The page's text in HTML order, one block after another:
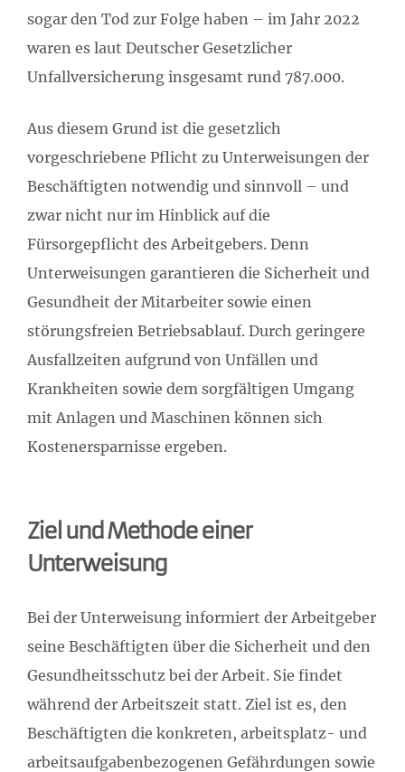
sogar den Tod zur Folge haben – im Jahr 2022
waren es laut Deutscher Gesetzlicher
Unfallversicherung insgesamt rund 787.000.
Aus diesem Grund ist die gesetzlich
vorgeschriebene Pflicht zu Unterweisungen der
Beschäftigten notwendig und sinnvoll – und
zwar nicht nur im Hinblick auf die
Fürsorgepflicht des Arbeitgebers. Denn
Unterweisungen garantieren die Sicherheit und
Gesundheit der Mitarbeiter sowie einen
störungsfreien Betriebsablauf. Durch geringere
Ausfallzeiten aufgrund von Unfällen und
Krankheiten sowie dem sorgfältigen Umgang
mit Anlagen und Maschinen können sich
Kostenersparnisse ergeben.
Ziel und Methode einer
Unterweisung
Bei der Unterweisung informiert der Arbeitgeber
seine Beschäftigten über die Sicherheit und den
Gesundheitsschutz bei der Arbeit. Sie findet
während der Arbeitszeit statt. Ziel ist es, den
Beschäftigten die konkreten, arbeitsplatz- und
arbeitsaufgabenbezogenen Gefährdungen sowie